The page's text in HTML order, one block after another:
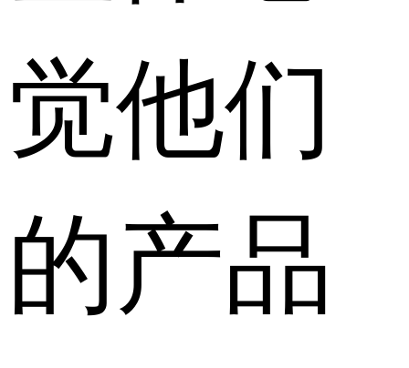
觉他们
的产品